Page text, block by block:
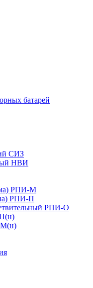
батарей
СИЗ
НВИ
РПИ-М
РПИ-П
РПИ-О
М(н)